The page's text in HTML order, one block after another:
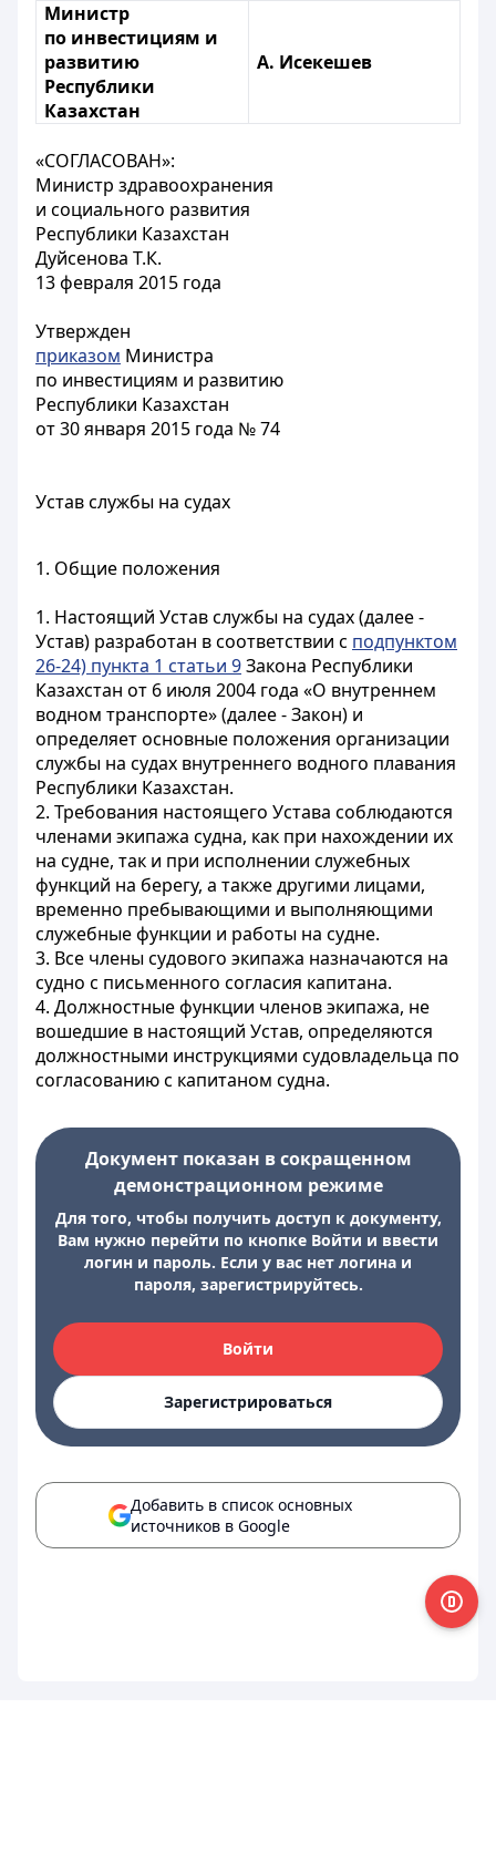
Министр
по инвестициям и
развитию
Республики
Казахстан
А. Исекешев
«СОГЛАСОВАН»:
Министр здравоохранения
и социального развития
Республики Казахстан
Дуйсенова Т.К.
13 февраля 2015 года
Утвержден
приказом Министра
по инвестициям и развитию
Республики Казахстан
от 30 января 2015 года № 74
Устав службы на судах
1. Общие положения
1. Настоящий Устав службы на судах (далее -
Устав) разработан в соответствии с подпунктом
26-24) пункта 1 статьи 9Закона Республики
Казахстан от 6 июля 2004 года «О внутреннем
водном транспорте» (далее - Закон) и
определяет основные положения организации
службы на судах внутреннего водного плавания
Республики Казахстан.
2. Требования настоящего Устава соблюдаются
членами экипажа судна, как при нахождении их
на судне, так и при исполнении служебных
функций на берегу, а также другими лицами,
временно пребывающими и выполняющими
служебные функции и работы на судне.
3. Все члены судового экипажа назначаются на
судно с письменного согласия капитана.
4. Должностные функции членов экипажа, не
вошедшие в настоящий Устав, определяются
должностными инструкциями судовладельца по
согласованию с капитаном судна.
Документ показан в сокращенном
демонстрационном режиме
Для того, чтобы получить доступ к документу,
Вам нужно перейти по кнопке Войти и ввести
логин и пароль. Если у вас нет логина и
пароля, зарегистрируйтесь.
Войти
Зарегистрироваться
Добавить в список основных
источников в Google